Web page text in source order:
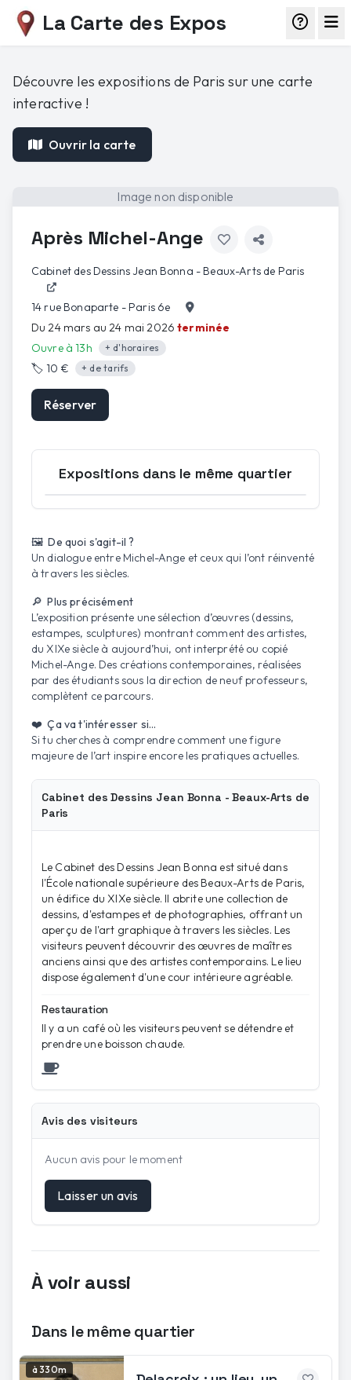
La Carte des Expos
Découvre les expositions de Paris sur une carte
interactive !
Ouvrir la carte
Image non disponible
Après Michel-Ange
Cabinet des Dessins Jean Bonna - Beaux-Arts de Paris
14 rue Bonaparte - Paris 6e
Du 24 mars au 24 mai 2026terminée
Ouvre à 13h
+ d'horaires
🏷️10 € + de tarifs
Réserver
Expositions dans le même quartier
🖼️ De quoi s'agit-il ?
Un dialogue entre Michel-Ange et ceux qui l’ont réinventé
à travers les siècles.
🔎 Plus précisément
L’exposition présente une sélection d’œuvres (dessins,
estampes, sculptures) montrant comment des artistes,
du XIXe siècle à aujourd’hui, ont interprété ou copié
Michel-Ange. Des créations contemporaines, réalisées
par des étudiants sous la direction de neuf professeurs,
complètent ce parcours.
❤️ Ça va t'intéresser si...
Si tu cherches à comprendre comment une figure
majeure de l’art inspire encore les pratiques actuelles.
Cabinet des Dessins Jean Bonna - Beaux-Arts de
Paris
Le Cabinet des Dessins Jean Bonna est situé dans
l'École nationale supérieure des Beaux-Arts de Paris,
un édifice du XIXe siècle. Il abrite une collection de
dessins, d'estampes et de photographies, offrant un
aperçu de l'art graphique à travers les siècles. Les
visiteurs peuvent découvrir des œuvres de maîtres
anciens ainsi que des artistes contemporains. Le lieu
dispose également d'une cour intérieure agréable.
Restauration
Il y a un café où les visiteurs peuvent se détendre et
prendre une boisson chaude.
Avis des visiteurs
Aucun avis pour le moment
Laisser un avis
À voir aussi
Dans le même quartier
à 330m